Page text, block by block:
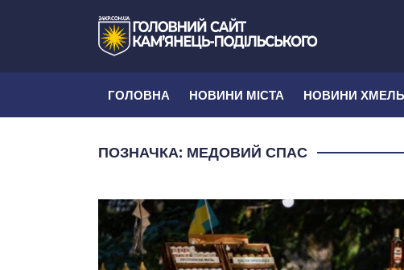
ГОЛОВНА НОВИНИ МІСТА НОВИНИ
ПОЗНАЧКА: МЕДОВИЙ СПАС